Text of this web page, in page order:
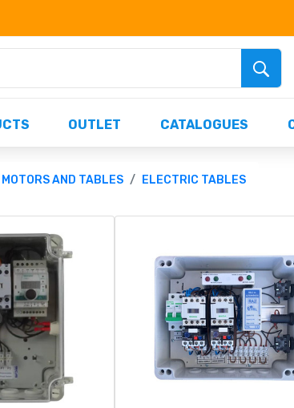
Não perca já as centenas de produtos
OUTLET CATALOGUES
MOTORS AND TABLES ELECTRIC TABLES